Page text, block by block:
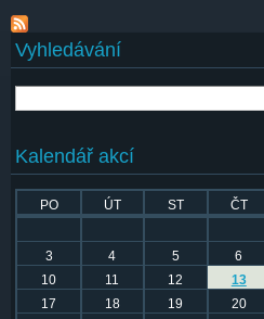
Vyhledávání
Kalendář akcí
PO ÚT ST ČT
3
4 5 6
10
11 12 13
17
18 19 20